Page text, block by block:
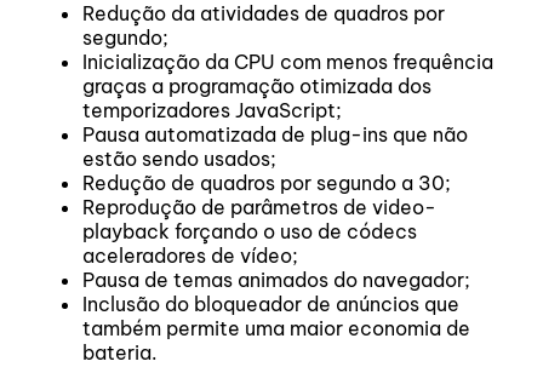
Redução da atividades de quadros por
segundo;
Inicialização da CPU com menos frequência
graças a programação otimizada dos
temporizadores JavaScript;
Pausa automatizada de plug-ins que não
estão sendo usados;
Redução de quadros por segundo a 30;
Reprodução de parâmetros de video-
playback forçando o uso de códecs
aceleradores de vídeo;
Pausa de temas animados do navegador;
Inclusão do bloqueador de anúncios que
também permite uma maior economia de
bateria.